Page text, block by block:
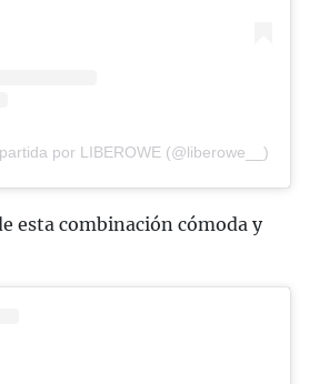
por LIBEROWE (@liberowe__)
esta combinación cómoda y